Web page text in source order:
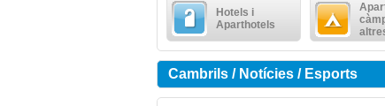
Hotels i
Aparthotels
Cambrils / Notícies / Esports